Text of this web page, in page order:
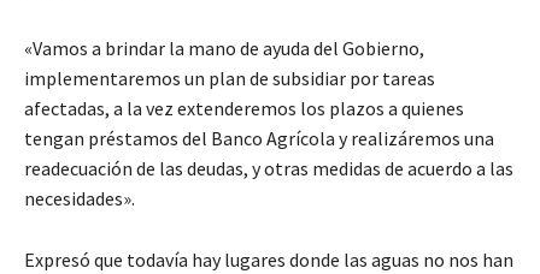
«Vamos a brindar la mano de ayuda del Gobierno,
implementaremos un plan de subsidiar por tareas
afectadas, a la vez extenderemos los plazos a quienes
tengan préstamos del Banco Agrícola y realizáremos una
readecuación de las deudas, y otras medidas de acuerdo a las
necesidades».
Expresó que todavía hay lugares donde las aguas no nos han